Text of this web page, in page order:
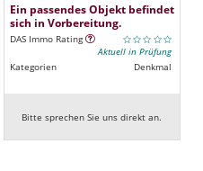
Ein passendes Objekt befindet
sich in Vorbereitung.
DAS Immo Rating
Aktuell in Prüfung
Kategorien
Denkmal
Bitte sprechen Sie uns direkt an.